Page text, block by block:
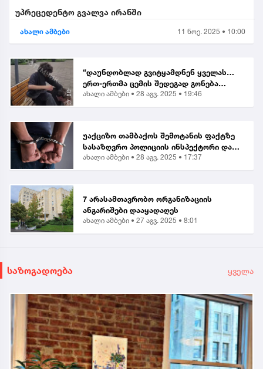
უპრეცედენტო გვალვა ირანში
ახალი ამბები 11 ნოე. 2025 • 10:00
“დაუნდობლად გვიტყამდნენ ყველას…
ერთ-ერთმა ცემის შედეგად გონება
დაკარგა” | მოქალაქე ბათუმში მომხდარ
ახალი ამბები • 28 აგვ. 2025 • 19:46
უაქციზო თამბაქოს შემოტანის ფაქტზე
სასაზღვრო პოლიციის ინსპექტორი და
ერთი პირი დააკავეს
ახალი ამბები • 28 აგვ. 2025 • 17:37
7 არასამთავრობო ორგანიზაციის
ანგარიშები დააყადაღეს
ახალი ამბები • 27 აგვ. 2025 • 8:01
საზოგადოება ყველა